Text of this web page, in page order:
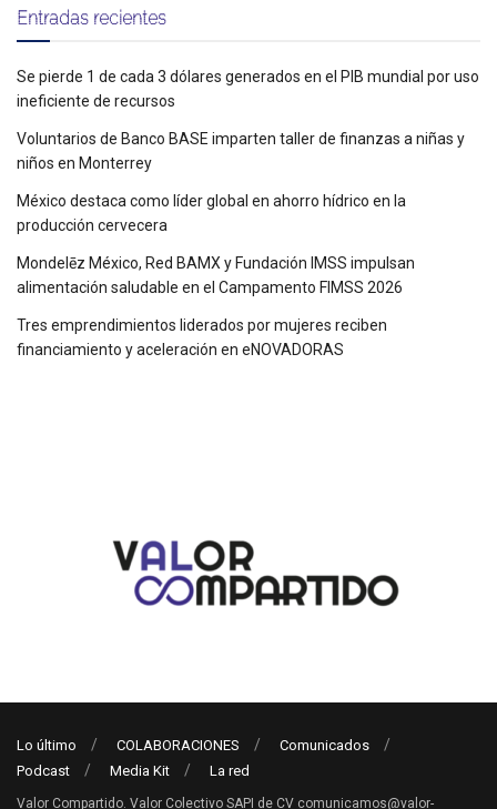
Entradas recientes
Se pierde 1 de cada 3 dólares generados en el PIB mundial por uso
ineficiente de recursos
Voluntarios de Banco BASE imparten taller de finanzas a niñas y
niños en Monterrey
México destaca como líder global en ahorro hídrico en la
producción cervecera
Mondelēz México, Red BAMX y Fundación IMSS impulsan
alimentación saludable en el Campamento FIMSS 2026
Tres emprendimientos liderados por mujeres reciben
financiamiento y aceleración en eNOVADORAS
Lo último COLABORACIONES
Comunicados
Podcast
Media Kit La red
Valor Compartido. Valor Colectivo SAPI de CV comunicamos@valor-